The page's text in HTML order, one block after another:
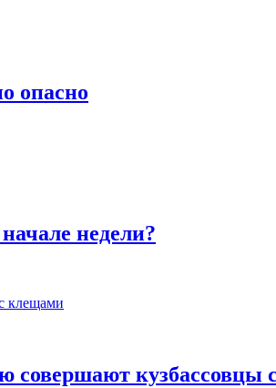
опасно
недели?
совершают кузбассовцы